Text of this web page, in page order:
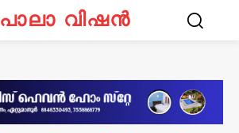
പാലാ വിഷൻ